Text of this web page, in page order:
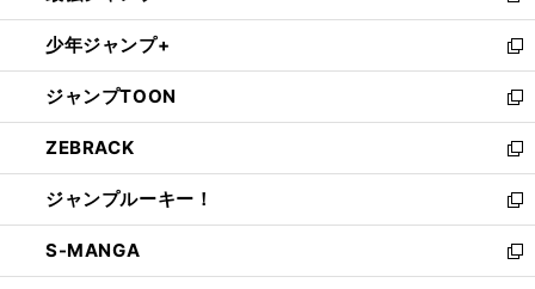
ウ
で
開
く
ン
ド
ウ
で
開
く
ウ
ィ
ン
ド
ウ
で
開
く
し
い
ウ
ィ
ン
ド
ウ
で
開
く
少年ジャンプ+
新
し
い
ウ
ィ
ン
ド
ウ
で
開
ジャンプTOON
新
し
い
ウ
ィ
ン
ド
ウ
ZEBRACK
新
し
い
ウ
ィ
ン
ジャンプルーキー！
新
し
い
ウ
S-MANGA
新
し